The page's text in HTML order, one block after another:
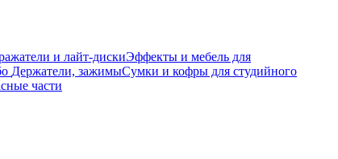
и лайт-дискиЭффекты и мебель для
Держатели, зажимыСумки и кофры для студийного
части